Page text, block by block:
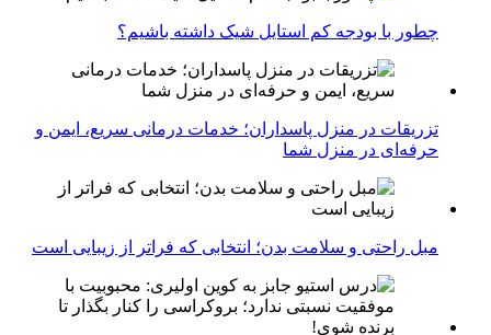
چطور با بودجه کم استایل شیک داشته باشیم؟
تزریقات در منزل پاسداران؛ خدمات درمانی سریع، ایمن و
حرفه‌ای در منزل شما
مبل راحتی و سلامت بدن؛ انتخابی که فراتر از زیبایی است